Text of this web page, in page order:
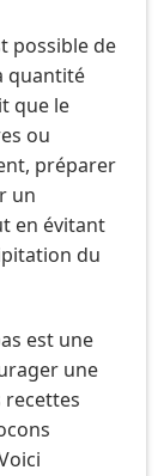
possible de
quantité
que le
ou
préparer
un
en évitant
du
est une
une
recettes